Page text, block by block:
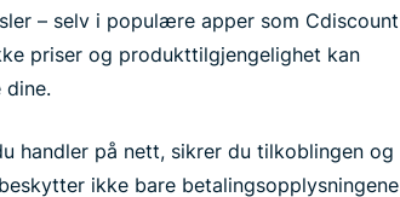
– selv i populære apper som Cdiscount
priser og produkttilgjengelighet kan
dine.
handler på nett, sikrer du tilkoblingen og
ikke bare betalingsopplysningene